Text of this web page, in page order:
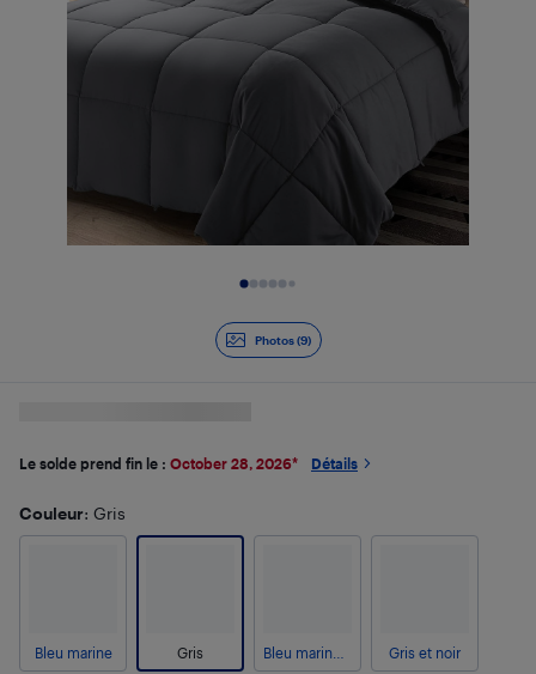
Photos (9)
Le solde prend fin le : October 28, 2026* Détails
Couleur: Gris
Bleu marine Gris Gris et noir